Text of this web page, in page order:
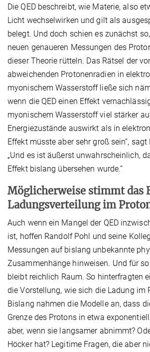
Die QED beschreibt, wie Materie, also
Licht wechselwirken und gilt als
belegt. Und doch schien es zunächst
neuen genaueren Messungen des
dieser Theorie rütteln. Das Rätsel der
abweichenden Protonenradien in
myonischem Wasserstoff ließe sich
wenn die QED einen Effekt
myonischem Wasserstoff viel stärker
Energiezustände auswirkt als in
Effekt müsste aber sehr groß sein“,
„Und es ist äußerst unwahrscheinlich,
Effekt bislang übersehen wurde.“
Möglicherweise stimmt das
Ladungsverteilung im
Auch wenn ein Mangel der QED
ist, hoffen Randolf Pohl und seine
Messungen auf bislang unbekannte
Zusammenhänge hinweisen. Und für
bleibt reichlich Raum. So hinterfragten
die Vorstellung, wie sich die Ladung im
Bislang nahmen die Modelle an, dass
Grenze des Protons in etwa
aber, wenn sie langsamer abnimmt?
Höcker hat? Legitime Fragen, die aber